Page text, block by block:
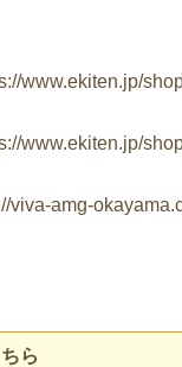
www.ekiten.jp/
www.ekiten.jp/
viva-amg-
ら